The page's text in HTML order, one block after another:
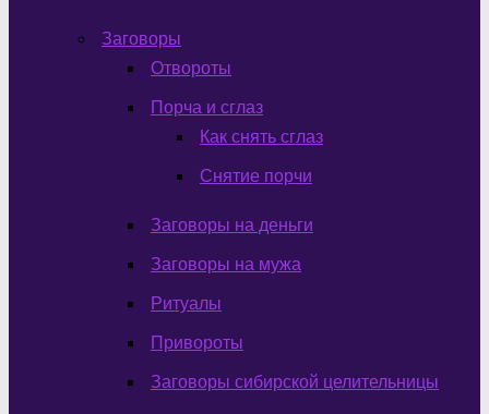
Заговоры
Отвороты
Порча и сглаз
Как снять сглаз
Снятие порчи
Заговоры на деньги
Заговоры на мужа
Ритуалы
Привороты
Заговоры сибирской целительницы